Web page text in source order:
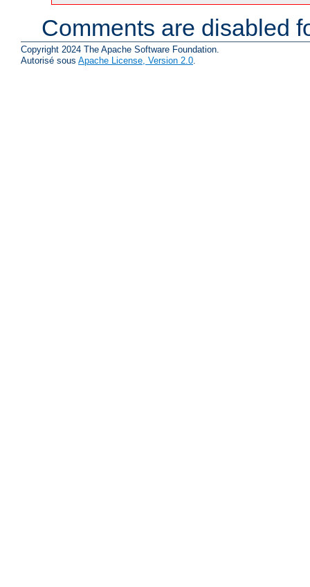
Comments are disabled
Copyright 2024 The Apache Software Foundation.
Autorisé sous Apache License, Version 2.0.